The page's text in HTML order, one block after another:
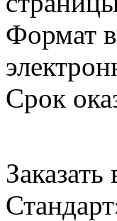
Формат
Срок